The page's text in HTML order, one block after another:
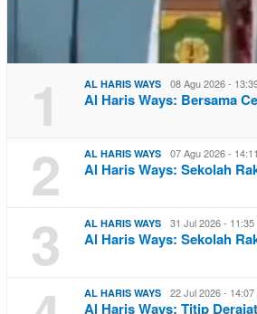
1 AL HARIS WAYS 08 Agu 2026 -
Al Haris Ways: Bersama
2 AL HARIS WAYS 07 Agu 2026 -
Al Haris Ways: Sekolah
3 AL HARIS WAYS 31 Jul 2026 - 11:35
Al Haris Ways: Sekolah
AL HARIS WAYS 22 Jul 2026 - 14:07
Al Haris Ways: Titip